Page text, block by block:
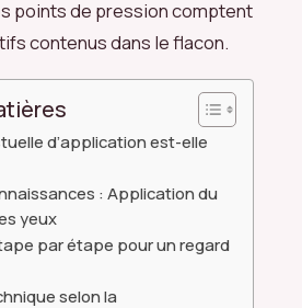
points de pression comptent
contenus dans le flacon.
d’application est-elle
: Application du
yeux
par étape pour un regard
selon la